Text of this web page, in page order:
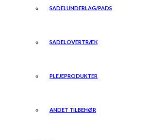
SADELUNDERLAG/PADS
SADELOVERTRÆK
PLEJEPRODUKTER
ANDET TILBEHØR